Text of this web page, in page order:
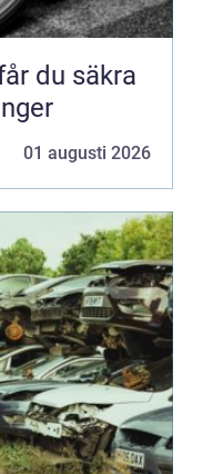
01 augusti 2026